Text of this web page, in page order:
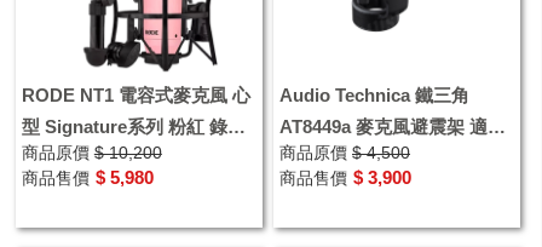
RODE NT1 電容式麥克風 心
型 Signature系列 粉紅 錄音
室 澳洲品牌
商品原價 $ 10,200
商品售價 $ 5,980
Audio Technica 鐵三角
AT8449a 麥克風避震架 適用
AT4040
商品原價 $ 4,500
商品售價 $ 3,900